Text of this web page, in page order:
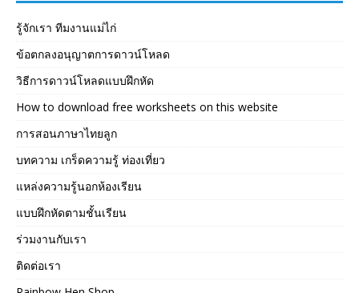
รู้จักเรา ทีมงานแม่ไก่
ข้อตกลงอนุญาตการดาวน์โหลด
วิธีการดาวน์โหลดแบบฝึกหัด
How to download free worksheets on this website
การสอนภาษาไทยลูก
บทความ เกร็ดความรู้ ท่องเที่ยว
แหล่งความรู้นอกห้องเรียน
แบบฝึกหัดตามชั้นเรียน
ร่วมงานกับเรา
ติดต่อเรา